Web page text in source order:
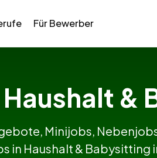
Für Bewerber
&
Minijobs,
in Haushalt & Babysitting